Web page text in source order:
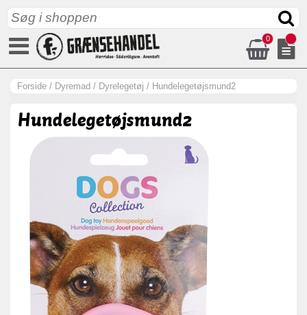
0
Forside / Dyremad / Dyrelegetøj / Hundelegetøjsmund2
Hundelegetøjsmund2